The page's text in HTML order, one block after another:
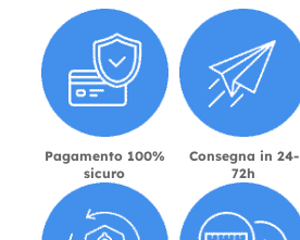
Pagamento 100%
sicuro
Consegna in 24-
72h